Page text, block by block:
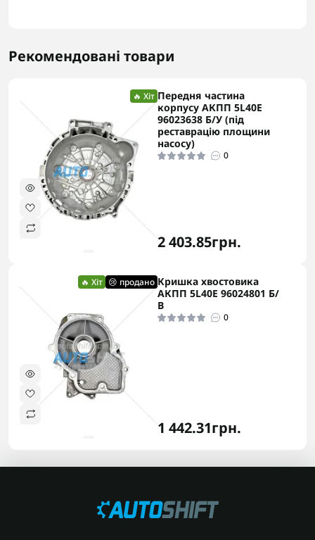
Рекомендовані товари
🔥 Хіт Передня частина
корпусу АКПП 5L40E
96023638 Б/У (під
реставрацію площини
насосу)
0
2 403.85грн.
🔥 Хіт 😢 продано Кришка хвостовика
АКПП 5L40E 96024801 Б/
В
0
1 442.31грн.